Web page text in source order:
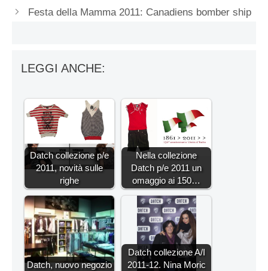
Festa della Mamma 2011: Canadiens bomber ship
LEGGI ANCHE:
Datch collezione p/e
2011, novità sulle
righe
Nella collezione
Datch p/e 2011 un
omaggio ai 150…
Datch, nuovo negozio
Datch collezione A/I
2011-12. Nina Moric